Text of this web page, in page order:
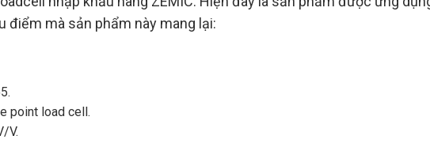
điểm mà sản phẩm này mang lại:
point load cell.
V.